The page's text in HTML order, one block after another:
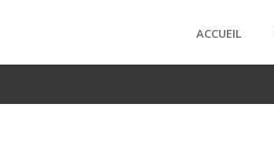
ACCUEIL